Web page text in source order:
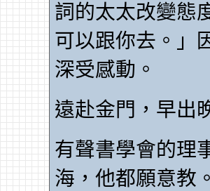
詞的太太改變態
可以跟你去。」
深受感動。
遠赴金門，早出
有聲書學會的理
海，他都願意教